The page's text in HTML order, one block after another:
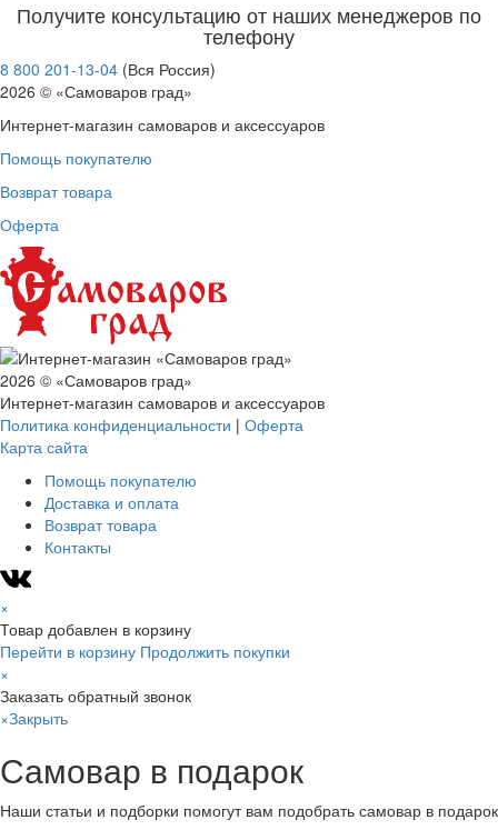
Получите консультацию от наших менеджеров по
телефону
8 800 201-13-04 (Вся Россия)
2026 © «Самоваров град»
Интернет-магазин самоваров и аксессуаров
Помощь покупателю
Возврат товара
Оферта
2026 © «Самоваров град»
Интернет-магазин самоваров и аксессуаров
Политика конфиденциальности | Оферта
Карта сайта
Помощь покупателю
Доставка и оплата
Возврат товара
Контакты
×
Товар добавлен в корзину
Перейти в корзину Продолжить покупки
×
Заказать обратный звонок
×Закрыть
Самовар в подарок
Наши статьи и подборки помогут вам подобрать самовар в подарок